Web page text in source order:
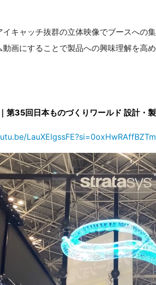
イキャッチ抜群の立体映像でブースへの
動画にすることで製品への興味理解を高
35回日本ものづくりワールド 設計・製